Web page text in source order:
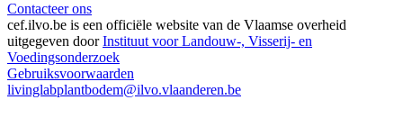
Contacteer ons
cef.ilvo.be is een officiële website van de Vlaamse overheid
uitgegeven doorInstituut voor Landouw-, Visserij- en
Voedingsonderzoek
Gebruiksvoorwaarden
livinglabplantbodem@ilvo.vlaanderen.be